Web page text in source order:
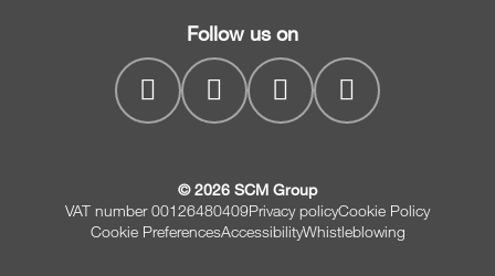
Cepilladoras
regruesadoras
CNC drilling centres
myPortal
Follow us on
© 2026 SCM Group
VAT number 00126480409Privacy policyCookie Policy
Cookie PreferencesAccessibilityWhistleblowing